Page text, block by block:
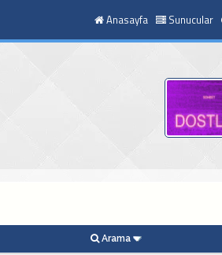
Anasayfa Sunucular
Arama